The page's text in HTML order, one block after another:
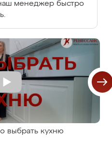
менеджер быстро
выбрать кухню